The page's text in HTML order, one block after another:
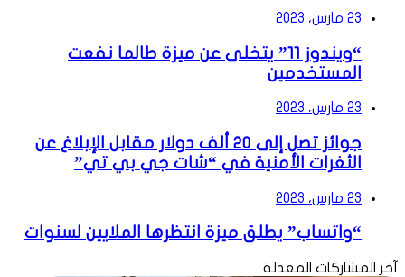
23 مارس، 2023
“ويندوز 11” يتخلى عن ميزة طالما نفعت
المستخدمين
23 مارس، 2023
جوائز تصل إلى 20 ألف دولار مقابل الإبلاغ عن
الثغرات الأمنية في “شات جي بي تي”
23 مارس، 2023
“واتساب” يطلق ميزة انتظرها الملايين لسنوات
آخر المشاركات المعدلة